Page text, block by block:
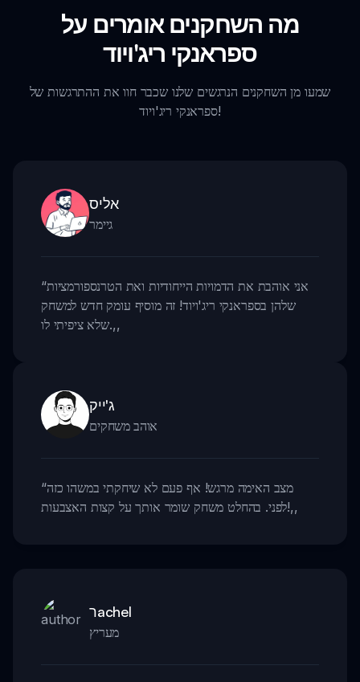
מה השחקנים אומרים על
ספראנקי ריג'ויוד
שמעו מן השחקנים הנרגשים שלנו שכבר חוו את ההתרגשות של
ספראנקי ריג'ויוד!
אליס
גיימר
“אני אוהבת את הדמויות הייחודיות ואת הטרנספורמציות
שלהן בספראנקי ריג'ויוד! זה מוסיף עומק חדש למשחק
שלא ציפיתי לו.,,
ג'ייק
אוהב משחקים
“מצב האימה מרגש! אף פעם לא שיחקתי במשהו כזה
לפני. בהחלט משחק שומר אותך על קצות האצבעות!,,
רachel
מעריץ